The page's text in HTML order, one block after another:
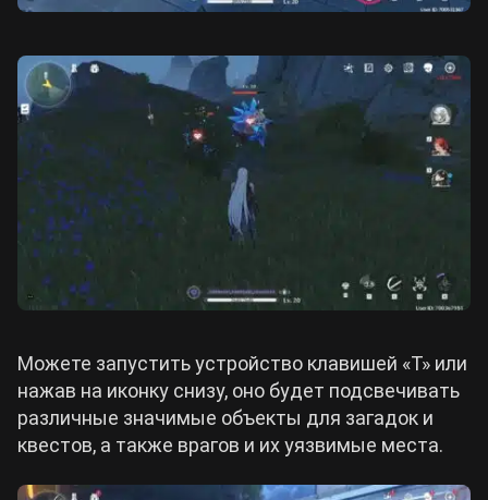
Можете запустить устройство клавишей «Т» или
нажав на иконку снизу, оно будет подсвечивать
различные значимые объекты для загадок и
квестов, а также врагов и их уязвимые места.